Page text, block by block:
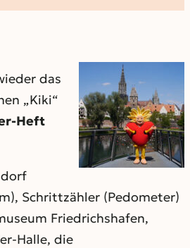
das
„Kiki“
Heft
Schrittzähler (Pedometer)
Friedrichshafen,
Halle, die